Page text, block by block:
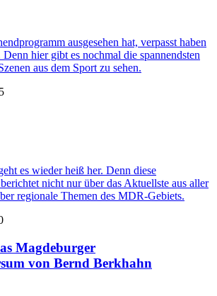
ausgesehen hat, verpasst haben
hier gibt es nochmal die spannendsten
aus dem Sport zu sehen.
es wieder heiß her. Denn diese
nicht nur über das Aktuellste aus aller
regionale Themen des MDR-Gebiets.
Magdeburger
von Bernd Berkhahn